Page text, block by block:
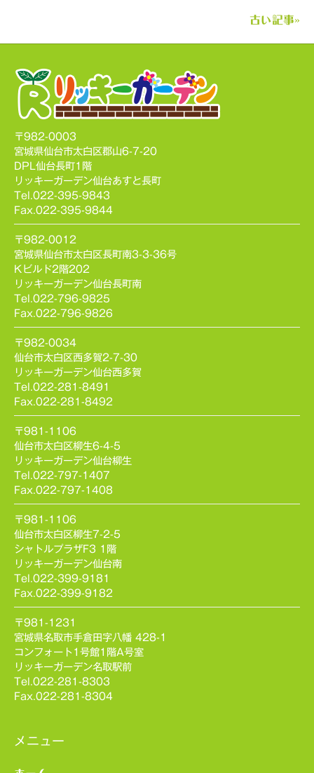
古い記事»
〒982-0003
宮城県仙台市太白区郡山6-7-20
DPL仙台長町1階
リッキーガーデン仙台あすと長町
Tel.022-395-9843
Fax.022-395-9844
〒982-0012
宮城県仙台市太白区長町南3-3-36号
Kビルド2階202
リッキーガーデン仙台長町南
Tel.022-796-9825
Fax.022-796-9826
〒982-0034
仙台市太白区西多賀2-7-30
リッキーガーデン仙台西多賀
Tel.022-281-8491
Fax.022-281-8492
〒981-1106
仙台市太白区柳生6-4-5
リッキーガーデン仙台柳生
Tel.022-797-1407
Fax.022-797-1408
〒981-1106
仙台市太白区柳生7-2-5
シャトルプラザF3 1階
リッキーガーデン仙台南
Tel.022-399-9181
Fax.022-399-9182
〒981-1231
宮城県名取市手倉田字八幡 428-1
コンフォート1号館1階A号室
リッキーガーデン名取駅前
Tel.022-281-8303
Fax.022-281-8304
メニュー